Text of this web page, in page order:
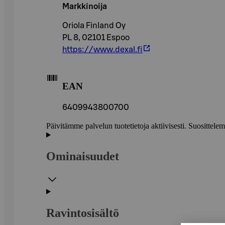
Markkinoija
Oriola Finland Oy
PL 8, 02101 Espoo
https://www.dexal.fi
EAN
6409943800700
Päivitämme palvelun tuotetietoja aktiivisesti.
Ominaisuudet
Ravintosisältö